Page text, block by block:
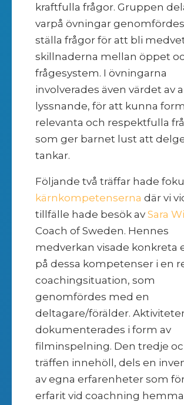
kraftfulla frågor. Gruppen
varpå övningar
ställa frågor för att bli
skillnaderna mellan öppet
frågesystem. I övningarna
involverades även värdet av
lyssnande, för att kunna
relevanta och respektfulla
som ger barnet lust att
tankar.
Följande två träffar hade
kärnkompetenserna där vi
tillfälle hade besök av Sara
Coach of Sweden. Hennes
medverkan visade konkreta
på dessa kompetenser i en
coachingsituation, som
genomfördes med en
deltagare/förälder.
dokumenterades i form av
filminspelning. Den tredje
träffen innehöll, dels en
av egna erfarenheter som
erfarit vid coachning